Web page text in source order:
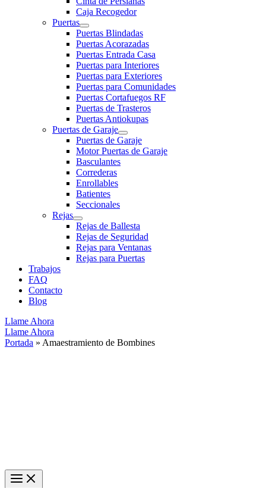
Caja Recogedor
Puertas
Puertas Blindadas
Puertas Acorazadas
Puertas Entrada Casa
Puertas para Interiores
Puertas para Exteriores
Puertas para Comunidades
Puertas Cortafuegos RF
Puertas de Trasteros
Puertas Antiokupas
Puertas de Garaje
Puertas de Garaje
Motor Puertas de Garaje
Basculantes
Correderas
Enrollables
Batientes
Seccionales
Rejas
Rejas de Ballesta
Rejas de Seguridad
Rejas para Ventanas
Rejas para Puertas
Trabajos
FAQ
Contacto
Blog
Llame Ahora
Llame Ahora
Portada » Amaestramiento de Bombines